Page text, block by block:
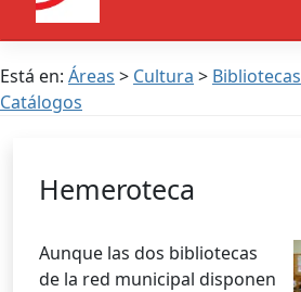
Está en: Áreas > Cultura > Bibliotecas
Catálogos
Hemeroteca
Aunque las dos bibliotecas
de la red municipal disponen